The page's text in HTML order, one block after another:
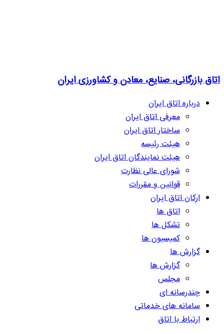
اتاق بازرگانی، صنایع، معادن و کشاورزی ایران
درباره اتاق ایران
معرفی اتاق ایران
ساختار اتاق ایران
هیئت رئیسه
هیئت نمایندگان اتاق ایران
شورای عالی نظارت
قوانین و مقررات
ارکان اتاق ایران
اتاق ها
تشکل ها
کمیسیون ها
گزارش ها
گزارش ها
مجلس
چندرسانه ای
سامانه های خدماتی
ارتباط با اتاق